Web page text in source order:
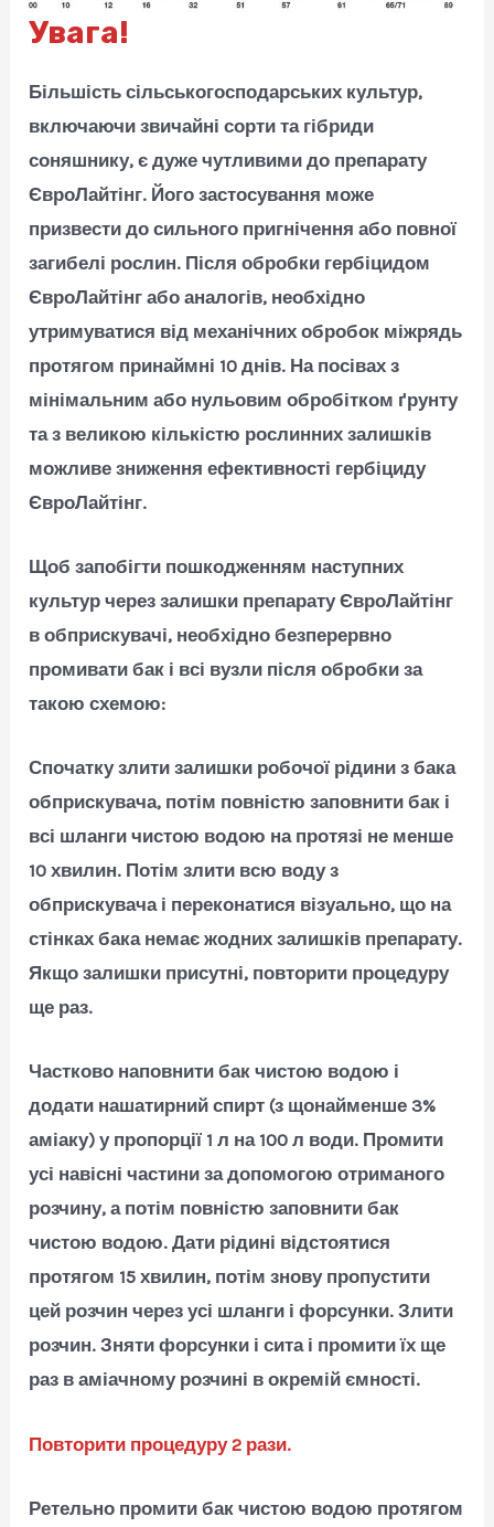
Увага!
Більшість сільськогосподарських культур,
включаючи звичайні сорти та гібриди
соняшнику, є дуже чутливими до препарату
ЄвроЛайтінг. Його застосування може
призвести до сильного пригнічення або повної
загибелі рослин. Після обробки гербіцидом
ЄвроЛайтінг або аналогів, необхідно
утримуватися від механічних обробок міжрядь
протягом принаймні 10 днів. На посівах з
мінімальним або нульовим обробітком ґрунту
та з великою кількістю рослинних залишків
можливе зниження ефективності гербіциду
ЄвроЛайтінг.
Щоб запобігти пошкодженням наступних
культур через залишки препарату ЄвроЛайтінг
в обприскувачі, необхідно безперервно
промивати бак і всі вузли після обробки за
такою схемою:
Спочатку злити залишки робочої рідини з бака
обприскувача, потім повністю заповнити бак і
всі шланги чистою водою на протязі не менше
10 хвилин. Потім злити всю воду з
обприскувача і переконатися візуально, що на
стінках бака немає жодних залишків препарату.
Якщо залишки присутні, повторити процедуру
ще раз.
Частково наповнити бак чистою водою і
додати нашатирний спирт (з щонайменше 3%
аміаку) у пропорції 1 л на 100 л води. Промити
усі навісні частини за допомогою отриманого
розчину, а потім повністю заповнити бак
чистою водою. Дати рідині відстоятися
протягом 15 хвилин, потім знову пропустити
цей розчин через усі шланги і форсунки. Злити
розчин. Зняти форсунки і сита і промити їх ще
раз в аміачному розчині в окремій ємності.
Повторити процедуру 2 рази.
Ретельно промити бак чистою водою протягом